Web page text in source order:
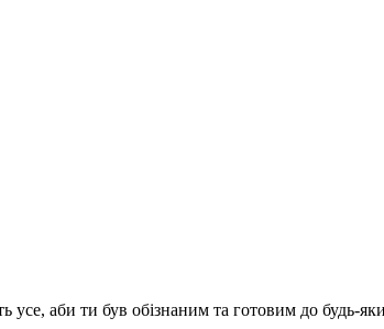
аби ти був обізнаним та готовим до будь-